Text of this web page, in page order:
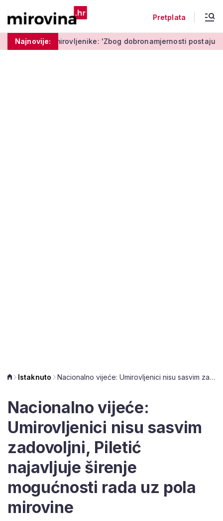
Pretplata
Najnovije:'Zbog dobronamjernosti postaju meta prijevare'
Istaknuto Nacionalno vijeće: Umirovljenici nisu sasvim zadovoljni, Piletić najavljuje širenje mogućnosti rada uz pola mirovine
Nacionalno vijeće:
Umirovljenici nisu sasvim
zadovoljni, Piletić
najavljuje širenje
mogućnosti rada uz pola
mirovine